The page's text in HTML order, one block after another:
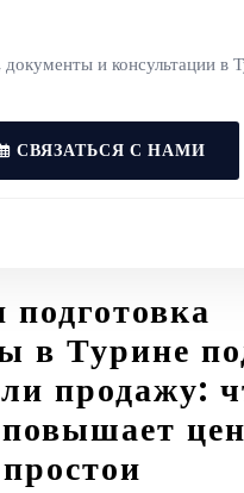
и консультации в
СВЯЗАТЬСЯ С НАМИ
в Турине
продажу: